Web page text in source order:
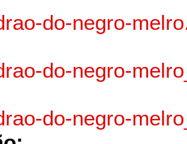
do-negro-
do-negro-
do-negro-